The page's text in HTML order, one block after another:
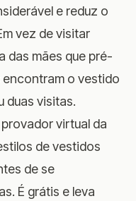
e reduz o
vez de visitar
das mães que pré-
o vestido
duas visitas.
virtual da
de vestidos
de se
É grátis e leva